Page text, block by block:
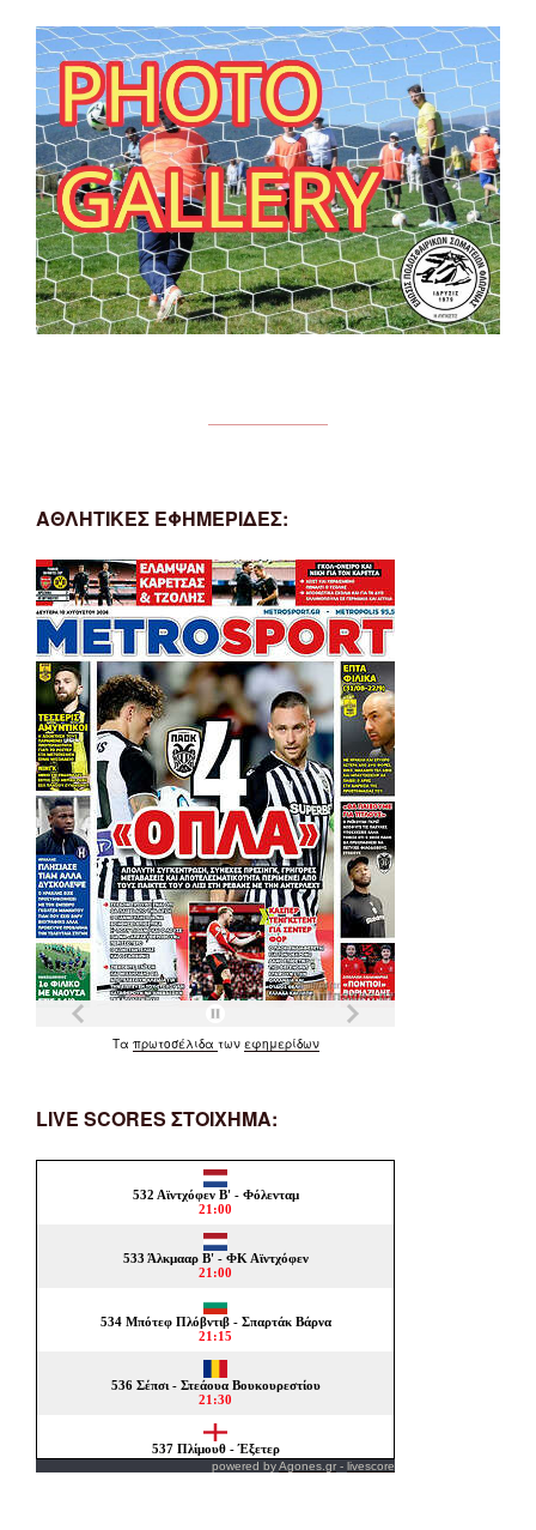
ΑΘΛΗΤΙΚΕΣ ΕΦΗΜΕΡΙΔΕΣ:
Τα πρωτοσέλιδα των εφημερίδων
LIVE SCORES ΣΤΟΙΧΗΜΑ:
powered byAgones.gr - livescore